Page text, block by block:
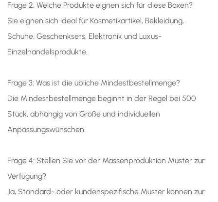
Frage 2: Welche Produkte eignen sich für diese Boxen?
Sie eignen sich ideal für Kosmetikartikel, Bekleidung,
Schuhe, Geschenksets, Elektronik und Luxus-
Einzelhandelsprodukte.
Frage 3: Was ist die übliche Mindestbestellmenge?
Die Mindestbestellmenge beginnt in der Regel bei 500
Stück, abhängig von Größe und individuellen
Anpassungswünschen.
Frage 4: Stellen Sie vor der Massenproduktion Muster zur
Verfügung?
Ja, Standard- oder kundenspezifische Muster können zur